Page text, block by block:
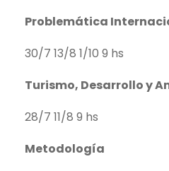
Problemática
30/7 13/8 1/10 9 hs
Turismo, Desarrollo y
28/7 11/8 9 hs
Metodología